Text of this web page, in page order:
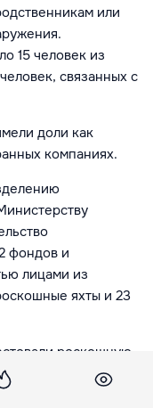
или
15 человек из
связанных с
доли как
компаниях.
фондов и
лицами из
яхты и 23
роскошную
11 мая в
которая